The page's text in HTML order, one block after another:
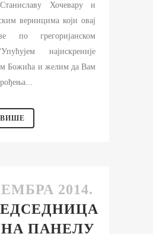
Хочевару и
верницима који овај
по грегоријанском
најискреније
Божића и желим да Вам
ВИШЕ
2014.
ПАНЕЛУ